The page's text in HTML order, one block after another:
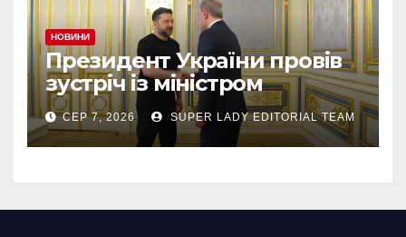
НОВИНИ
Президент України провів
зустріч із міністром
закордонних справ
Азербайджану Джейхуном
Байрамовим
СЕР 7, 2026 SUPER LADY EDITORIAL TEAM